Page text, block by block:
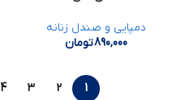
دمپایی و صندل زنانه
890,000تومان
1
2
3
4